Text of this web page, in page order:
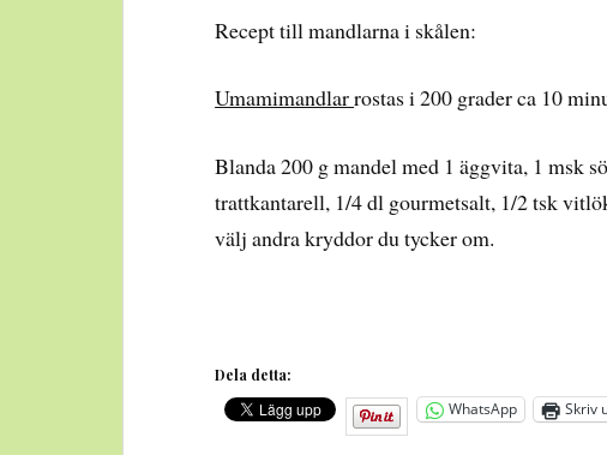
Recept till mandlarna i skålen:
Umamimandlarrostas i 200 grader ca 10
Blanda 200 g mandel med 1 äggvita, 1 msk
trattkantarell, 1/4 dl gourmetsalt, 1/2 tsk
välj andra kryddor du tycker om.
Dela detta:
WhatsApp Skriv